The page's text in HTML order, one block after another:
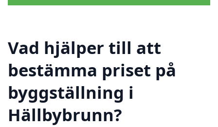
Vad hjälper till att
bestämma priset på
byggställning i
Hällbybrunn?